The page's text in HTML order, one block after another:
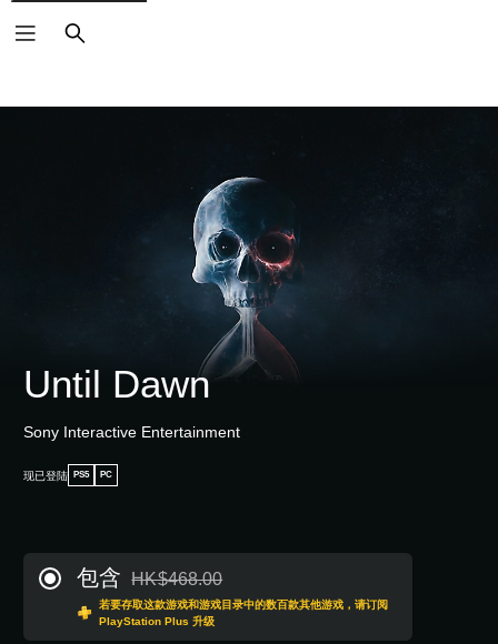
搜
索
Until Dawn
Sony Interactive Entertainment
现已登陆 PS5 PC
包含 从原价HK$468.00折扣优惠
HK$468.00
若要存取这款游戏和游戏目录中的数百款其他游戏，请订阅
PlayStation Plus 升级